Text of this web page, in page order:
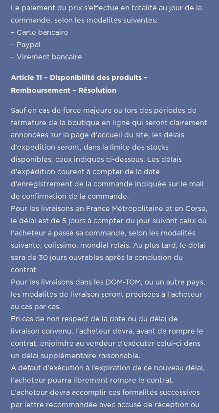
Le paiement du prix s’effectue en totalité au jour de la
commande, selon les modalités suivantes:
– Carte bancaire
– Paypal
– Virement bancaire
Article 11 – Disponibilité des produits –
Remboursement – Résolution
Sauf en cas de force majeure ou lors des périodes de
fermeture de la boutique en ligne qui seront clairement
annoncées sur la page d’accueil du site, les délais
d’expédition seront, dans la limite des stocks
disponibles, ceux indiqués ci-dessous. Les délais
d’expédition courent à compter de la date
d’enregistrement de la commande indiquée sur le mail
de confirmation de la commande.
Pour les livraisons en France Métropolitaine et en Corse,
le délai est de 5 jours à compter du jour suivant celui où
l’acheteur a passé sa commande, selon les modalités
suivante; colissimo, mondial relais. Au plus tard, le délai
sera de 30 jours ouvrables après la conclusion du
contrat.
Pour les livraisons dans les DOM-TOM, ou un autre pays,
les modalités de livraison seront précisées à l’acheteur
au cas par cas.
En cas de non respect de la date ou du délai de
livraison convenu, l’acheteur devra, avant de rompre le
contrat, enjoindre au vendeur d’exécuter celui-ci dans
un délai supplémentaire raisonnable.
A défaut d’exécution à l’expiration de ce nouveau délai,
l’acheteur pourra librement rompre le contrat.
L’acheteur devra accomplir ces formalités successives
par lettre recommandée avec accusé de réception ou